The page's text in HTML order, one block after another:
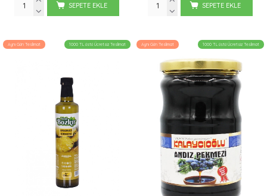
SEPETE EKLE SEPETE EKLE
Aynı Gün Teslimat 1000 TL üstü Ücretsiz Teslimat Aynı Gün Teslimat 1000 TL üstü Ücretsiz Teslimat